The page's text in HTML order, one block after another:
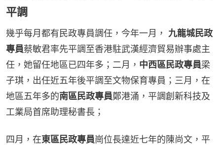
平調
幾乎每月都有民政專員調任，今年一月， 九龍城民政
專員蔡敏君率先平調至香港駐武漢經濟貿易辦事處主
任，她留任地區已四年多；二月， 中西區民政專員梁
子琪，出任近五年後平調至文物保育專員；三月，在
地區五年多的南區民政專員鄭港涌，平調創新科技及
工業局首席助理秘書長；
四月，在東區民政專員崗位長達近七年的陳尚文，平